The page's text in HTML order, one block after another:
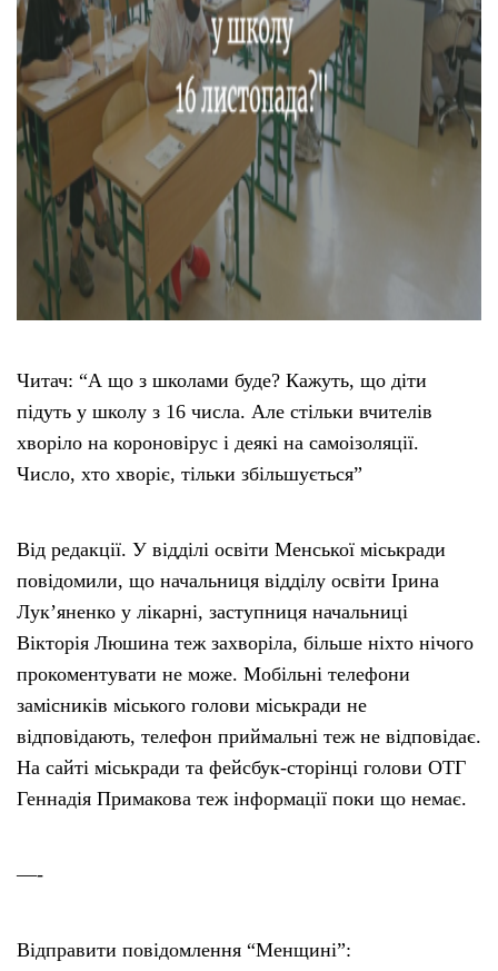
Читач: “А що з школами буде? Кажуть, що діти
підуть у школу з 16 числа. Але стільки вчителів
хворіло на короновірус і деякі на самоізоляції.
Число, хто хворіє, тільки збільшується”
Від редакції. У відділі освіти Менської міськради
повідомили, що начальниця відділу освіти Ірина
Лук’яненко у лікарні, заступниця начальниці
Вікторія Люшина теж захворіла, більше ніхто нічого
прокоментувати не може. Мобільні телефони
замісників міського голови міськради не
відповідають, телефон приймальні теж не відповідає.
На сайті міськради та фейсбук-сторінці голови ОТГ
Геннадія Примакова теж інформації поки що немає.
—-
Відправити повідомлення “Менщині”: